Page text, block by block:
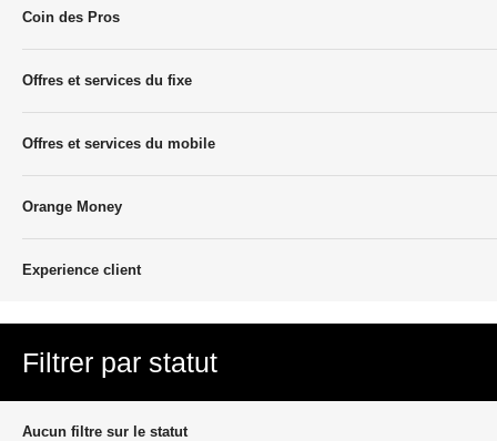
Coin des Pros
Offres et services du fixe
Offres et services du mobile
Orange Money
Experience client
Filtrer par statut
Aucun filtre sur le statut